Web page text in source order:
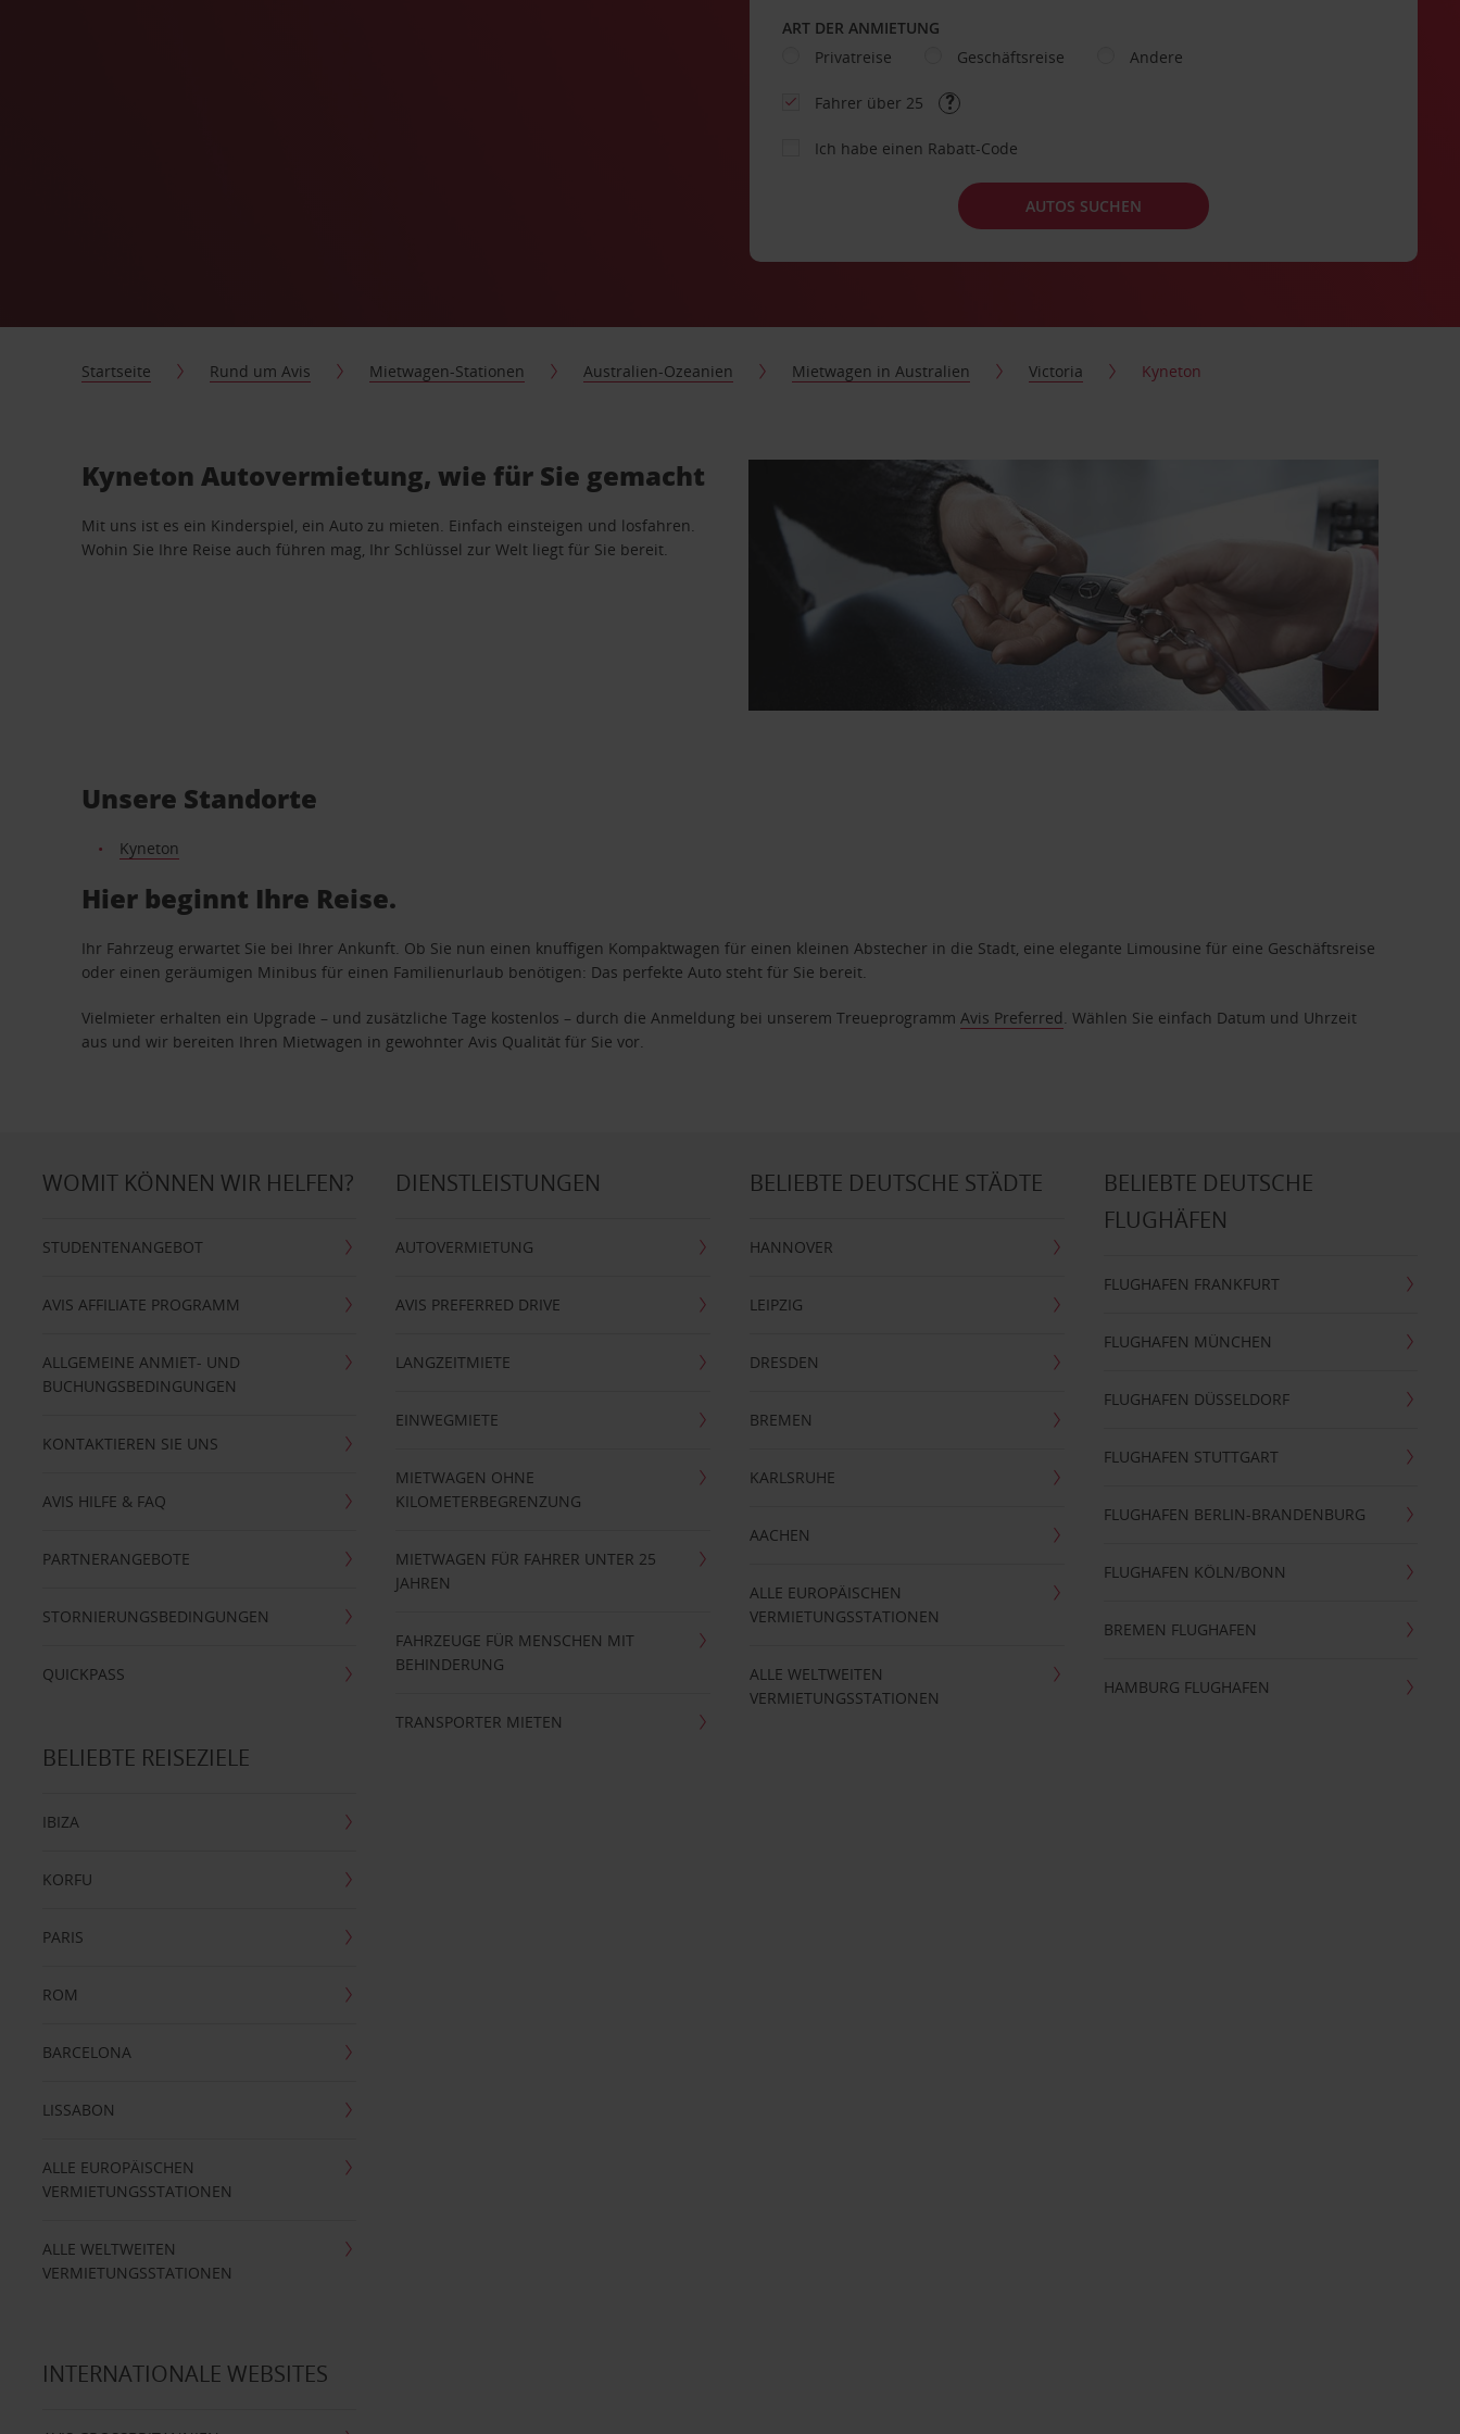
ART DER ANMIETUNG
Privatreise
Geschäftsreise Andere
Fahrer über 25
Ich habe einen Rabatt-Code
AUTOS SUCHEN
Startseite Rund um Avis Mietwagen-Stationen Australien-Ozeanien Mietwagen in Australien Victoria Kyneton
Kyneton Autovermietung, wie für Sie gemacht
Mit uns ist es ein Kinderspiel, ein Auto zu mieten. Einfach einsteigen und losfahren.
Wohin Sie Ihre Reise auch führen mag, Ihr Schlüssel zur Welt liegt für Sie bereit.
Unsere Standorte
Kyneton
Hier beginnt Ihre Reise.
Ihr Fahrzeug erwartet Sie bei Ihrer Ankunft. Ob Sie nun einen knuffigen Kompaktwagen für einen kleinen Abstecher in die Stadt, eine elegante Limousine für eine Geschäftsreise
oder einen geräumigen Minibus für einen Familienurlaub benötigen: Das perfekte Auto steht für Sie bereit.
Vielmieter erhalten ein Upgrade – und zusätzliche Tage kostenlos – durch die Anmeldung bei unserem TreueprogrammAvis Preferred. Wählen Sie einfach Datum und Uhrzeit
aus und wir bereiten Ihren Mietwagen in gewohnter Avis Qualität für Sie vor.
WOMIT KÖNNEN WIR HELFEN?
STUDENTENANGEBOT
AVIS AFFILIATE PROGRAMM
ALLGEMEINE ANMIET- UND
BUCHUNGSBEDINGUNGEN
KONTAKTIEREN SIE UNS
AVIS HILFE & FAQ
PARTNERANGEBOTE
STORNIERUNGSBEDINGUNGEN
QUICKPASS
DIENSTLEISTUNGEN
AUTOVERMIETUNG
AVIS PREFERRED DRIVE
LANGZEITMIETE
EINWEGMIETE
MIETWAGEN OHNE
KILOMETERBEGRENZUNG
MIETWAGEN FÜR FAHRER UNTER 25
JAHREN
FAHRZEUGE FÜR MENSCHEN MIT
BEHINDERUNG
TRANSPORTER MIETEN
BELIEBTE DEUTSCHE STÄDTE
HANNOVER
LEIPZIG
DRESDEN
BREMEN
KARLSRUHE
AACHEN
ALLE EUROPÄISCHEN
VERMIETUNGSSTATIONEN
ALLE WELTWEITEN
VERMIETUNGSSTATIONEN
BELIEBTE DEUTSCHE
FLUGHÄFEN
FLUGHAFEN FRANKFURT
FLUGHAFEN MÜNCHEN
FLUGHAFEN DÜSSELDORF
FLUGHAFEN STUTTGART
FLUGHAFEN BERLIN-BRANDENBURG
FLUGHAFEN KÖLN/BONN
BREMEN FLUGHAFEN
HAMBURG FLUGHAFEN
BELIEBTE REISEZIELE
IBIZA
KORFU
PARIS
ROM
BARCELONA
LISSABON
ALLE EUROPÄISCHEN
VERMIETUNGSSTATIONEN
ALLE WELTWEITEN
VERMIETUNGSSTATIONEN
INTERNATIONALE WEBSITES